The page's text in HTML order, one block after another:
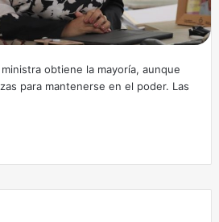
obtiene la mayoría, aunque
para mantenerse en el poder. Las